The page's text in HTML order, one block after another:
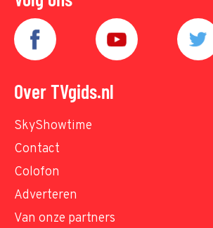
Over TVgids.nl
SkyShowtime
Contact
Colofon
Adverteren
Van onze partners